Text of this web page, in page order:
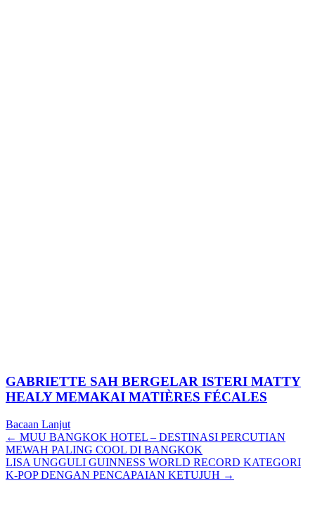
GABRIETTE SAH BERGELAR ISTERI MATTY
HEALY MEMAKAI MATIÈRES FÉCALES
Bacaan Lanjut
Posts
navigation
← MUU BANGKOK HOTEL – DESTINASI PERCUTIAN
MEWAH PALING COOL DI BANGKOK
LISA UNGGULI GUINNESS WORLD RECORD KATEGORI
K-POP DENGAN PENCAPAIAN KETUJUH →